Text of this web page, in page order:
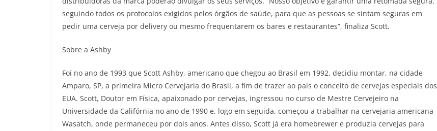
seguindo todos os protocolos exigidos pelos órgãos de saúde, para que as pessoas se sintam seguras em
pedir uma cerveja por delivery ou mesmo frequentarem os bares e restaurantes”, finaliza Scott.
Sobre a Ashby
Foi no ano de 1993 que Scott Ashby, americano que chegou ao Brasil em 1992, decidiu montar, na cidade
Amparo, SP, a primeira Micro Cervejaria do Brasil, a fim de trazer ao país o conceito de cervejas especiais dos
EUA. Scott, Doutor em Física, apaixonado por cervejas, ingressou no curso de Mestre Cervejeiro na
Universidade da Califórnia no ano de 1990 e, logo em seguida, começou a trabalhar na cervejaria americana
Wasatch, onde permaneceu por dois anos. Antes disso, Scott já era homebrewer e produzia cervejas para